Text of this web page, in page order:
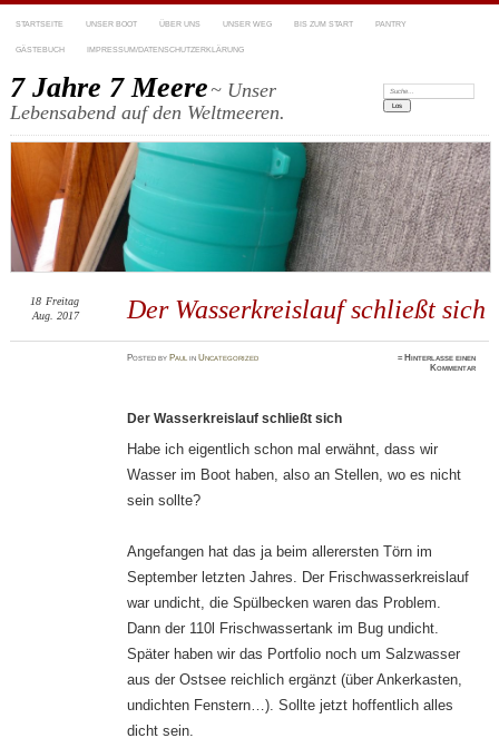
STARTSEITE UNSER BOOT ÜBER UNS UNSER WEG BIS ZUM START PANTRY
GÄSTEBUCH IMPRESSUM/DATENSCHUTZERKLÄRUNG
7 Jahre 7 Meere~ Unser
Lebensabend auf den Weltmeeren.
Suchen:
Der Wasserkreislauf schließt sich
18 Freitag
Aug. 2017
Postedby Paul inUncategorized ≈ Hinterlasse einen
Kommentar
Der Wasserkreislauf schließt sich
Habe ich eigentlich schon mal erwähnt, dass wir
Wasser im Boot haben, also an Stellen, wo es nicht
sein sollte?
Angefangen hat das ja beim allerersten Törn im
September letzten Jahres. Der Frischwasserkreislauf
war undicht, die Spülbecken waren das Problem.
Dann der 110l Frischwassertank im Bug undicht.
Später haben wir das Portfolio noch um Salzwasser
aus der Ostsee reichlich ergänzt (über Ankerkasten,
undichten Fenstern…). Sollte jetzt hoffentlich alles
dicht sein.